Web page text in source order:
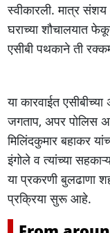
स्वीकारली. मात्र संशय
घराच्या शौचालयात
एसीबी पथकाने ती
या कारवाईत
जगताप, अपर पोलिस
मिलिंदकुमार बहाकर
इंगोले व त्यांच्या
या प्रकरणी बुलढाणा
प्रक्रिया सुरू आहे.